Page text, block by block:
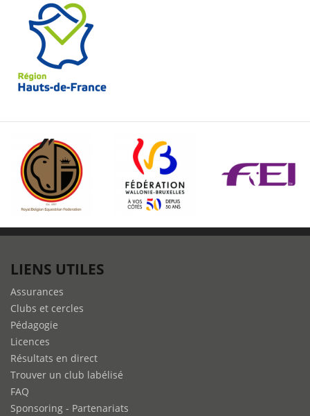
LIENS UTILES
Assurances
Clubs et cercles
Pédagogie
Licences
Résultats en direct
Trouver un club labélisé
FAQ
Sponsoring - Partenariats